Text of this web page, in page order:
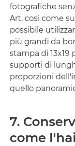
fotografiche
Art, così come
possibile
più grandi da
stampa di 13x19
supporti di
proporzioni
quello
7.
come